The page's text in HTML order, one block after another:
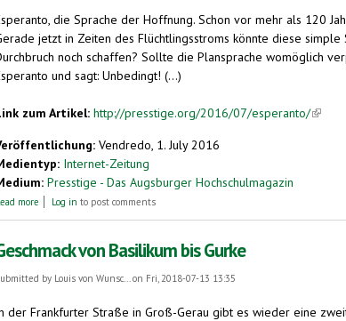
die Sprache der Hoffnung. Schon vor mehr als 120
jetzt in Zeiten des Flüchtlingsstroms könnte diese
noch schaffen? Sollte die Plansprache womöglich
und sagt: Unbedingt! (...)
zum Artikel: http://presstige.org/2016/07/esperanto/(link is
Vendredo, 1. July 2016
Internet-Zeitung
Presstige - Das Augsburger Hochschulmagazin
more about Esperanto – eine Sprache für Europa?
Log in to post comments
von Basilikum bis Gurke
by Louis von Wunsc...on Fri, 2018-07-13 13:35
der Frankfurter Straße in Groß-Gerau gibt es wieder eine